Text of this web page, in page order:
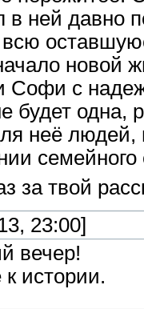
ней давно
новой
Софи с
будет одна,
неё людей,
семейного
за твой
23:00]
вечер!
истории.